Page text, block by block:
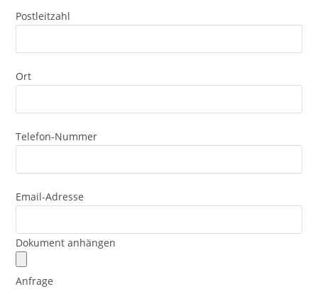
Postleitzahl
Ort
Telefon-Nummer
Email-Adresse
Dokument anhängen
Anfrage